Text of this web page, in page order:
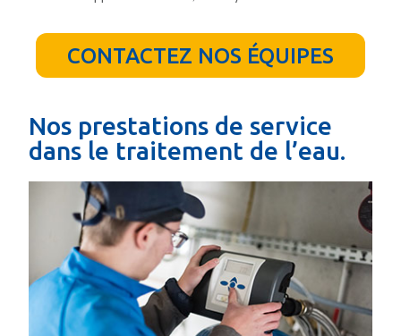
CONTACTEZ NOS ÉQUIPES
Nos prestations de service
dans le traitement de l’eau.